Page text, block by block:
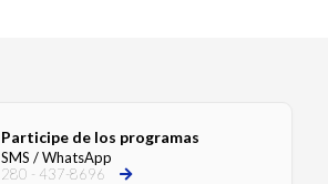
Participe de los programas
SMS / WhatsApp
280 - 437-8696